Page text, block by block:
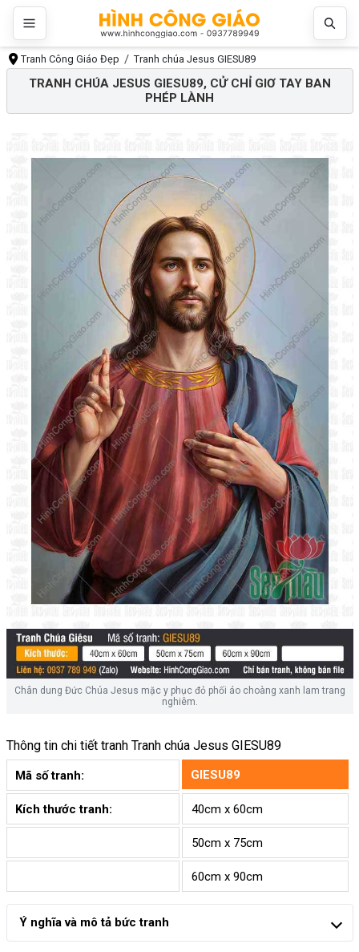
Tranh Công Giáo Đẹp Tranh chúa Jesus GIESU89
TRANH CHÚA JESUS GIESU89, CỬ CHỈ GIƠ TAY BAN
PHÉP LÀNH
Chân dung Đức Chúa Jesus mặc y phục đỏ phối áo choàng xanh lam trang
nghiêm.
Thông tin chi tiết tranh Tranh chúa Jesus GIESU89
Mã số tranh: GIESU89
Kích thước tranh: 40cm x 60cm
50cm x 75cm
60cm x 90cm
Ý nghĩa và mô tả bức tranh